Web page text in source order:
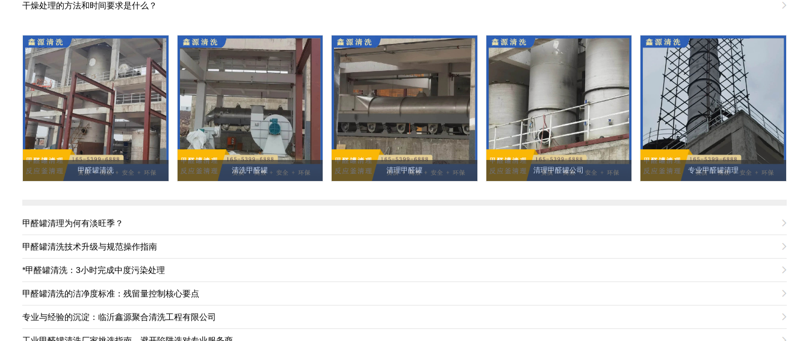
干燥处理的方法和时间要求是什么？
甲醛罐清洗 清洗甲醛罐 清理甲醛罐 清理甲醛罐公司 专业甲醛罐清理
甲醛罐清理为何有淡旺季？
甲醛罐清洗技术升级与规范操作指南
*甲醛罐清洗：3小时完成中度污染处理
甲醛罐清洗的洁净度标准：残留量控制核心要点
专业与经验的沉淀：临沂鑫源聚合清洗工程有限公司